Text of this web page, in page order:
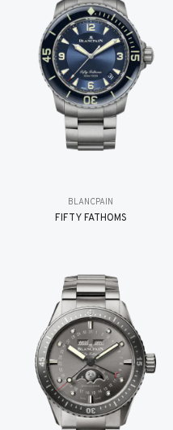
BLANCPAIN
FIFTY FATHOMS